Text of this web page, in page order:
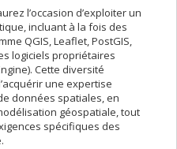
l’occasion d’exploiter un
incluant à la fois des
QGIS, Leaflet, PostGIS,
logiciels propriétaires
Cette diversité
une expertise
données spatiales, en
géospatiale, tout
spécifiques des